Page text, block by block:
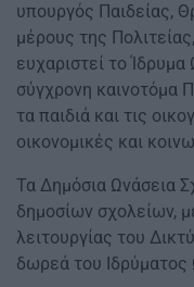
υπουργός Παιδείας,
μέρους της
ευχαριστεί το
σύγχρονη καινοτόμα
τα παιδιά και τις
οικονομικές και
Τα Δημόσια Ωνάσεια
δημοσίων σχολείων,
λειτουργίας του
δωρεά του Ιδρύματος